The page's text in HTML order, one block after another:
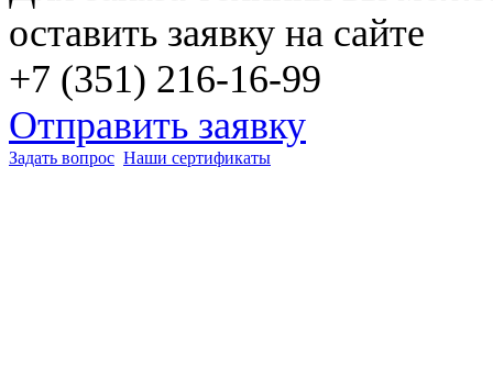
оставить заявку на сайте
+7 (351) 216-16-99
Отправить заявку
Задать вопрос Наши сертификаты